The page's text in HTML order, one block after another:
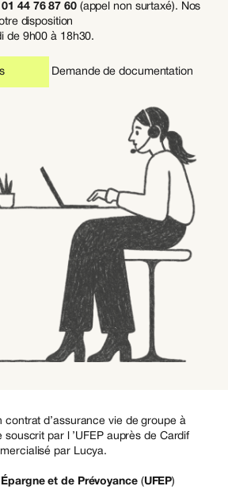
01 44 76 87 60(appel non surtaxé). Nos
disposition
de 9h00 à 18h30.
Demande de documentation
contrat d’assurance vie de groupe à
souscrit par l ’UFEP auprès de Cardif
par Lucya.
et de Prévoyance (UFEP)